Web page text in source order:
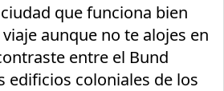
que funciona bien
aunque no te alojes en
entre el Bund
edificios coloniales de los